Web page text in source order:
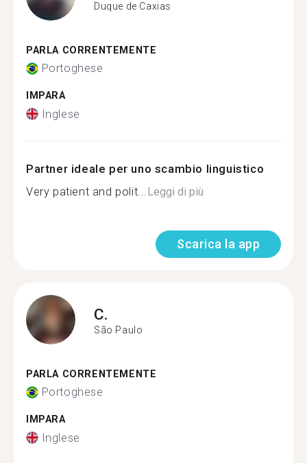
Duque de Caxias
PARLA CORRENTEMENTE
Portoghese
IMPARA
Inglese
Partner ideale per uno scambio linguistico
Very patient and polit... Leggi di più
Scarica la app
C.
São Paulo
PARLA CORRENTEMENTE
Portoghese
IMPARA
Inglese